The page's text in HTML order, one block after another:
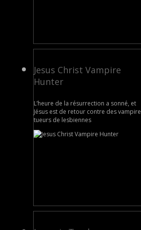
Jesus Christ Vampire
Hunter
L’heure de la résurrection a sonné, et
Jésus est de retour contre des vampire
tueurs de lesbiennes